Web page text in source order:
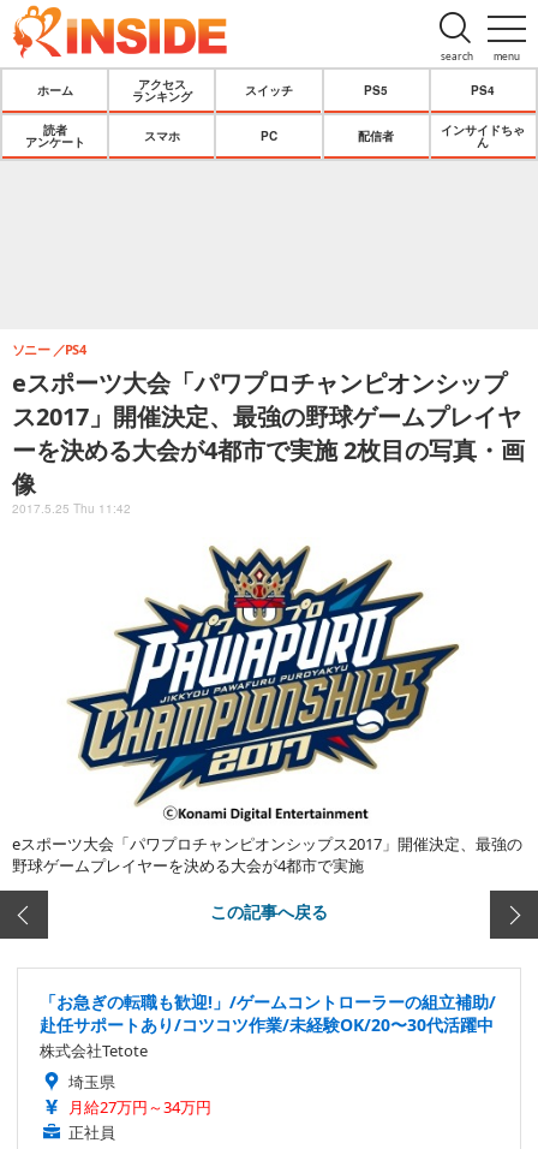
menu
search
ホーム
アクセス
ランキング
スイッチ PS5 PS4
読者
アンケート
スマホ PC 配信者
インサイドちゃ
ん
eスポーツ大会「パワプロチャンピオンシップ
ス2017」開催決定、最強の野球ゲームプレイヤ
ーを決める大会が4都市で実施 2枚目の写真・画
像
ソニー PS4
2017.5.25 Thu 11:42
eスポーツ大会「パワプロチャンピオンシップス2017」開催決定、最強の
野球ゲームプレイヤーを決める大会が4都市で実施
この記事へ戻る
「お急ぎの転職も歓迎!」/ゲームコントローラーの組立補助/
赴任サポートあり/コツコツ作業/未経験OK/20〜30代活躍中
株式会社Tetote
埼玉県
月給27万円～34万円
正社員